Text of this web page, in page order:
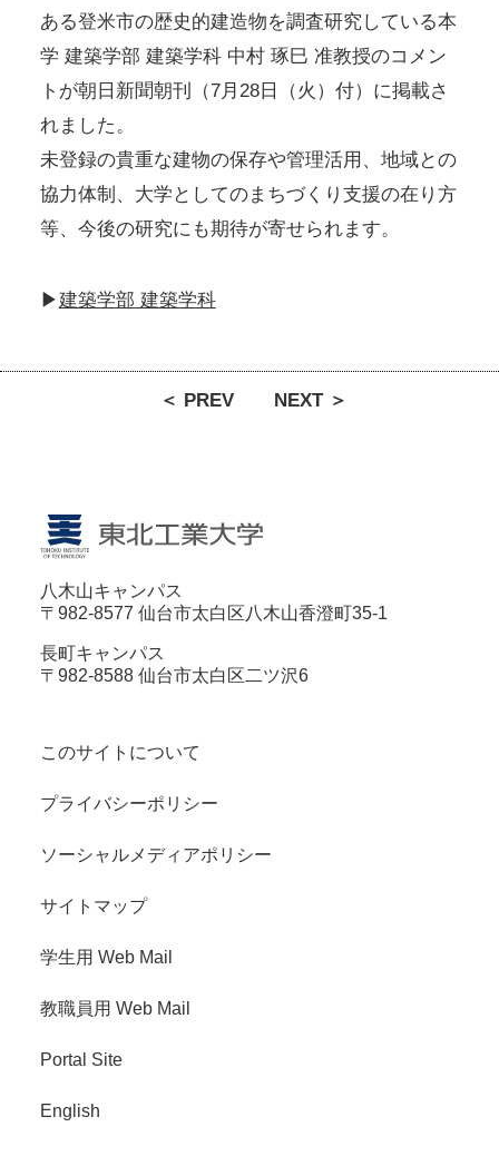
ある登米市の歴史的建造物を調査研究している本
学 建築学部 建築学科 中村 琢巳 准教授のコメン
トが朝日新聞朝刊（7月28日（火）付）に掲載さ
れました。
未登録の貴重な建物の保存や管理活用、地域との
協力体制、大学としてのまちづくり支援の在り方
等、今後の研究にも期待が寄せられます。
▶建築学部 建築学科
＜ PREV NEXT ＞
八木山キャンパス
〒982-8577 仙台市太白区八木山香澄町35-1
長町キャンパス
〒982-8588 仙台市太白区二ツ沢6
このサイトについて
プライバシーポリシー
ソーシャルメディアポリシー
サイトマップ
学生用 Web Mail
教職員用 Web Mail
Portal Site
English